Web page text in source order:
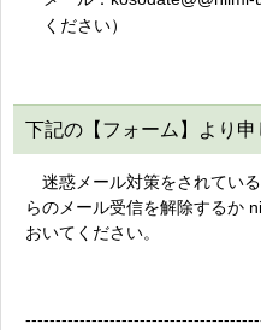
ください）
下記の【フォーム】より申
迷惑メール対策をされてい
らのメール受信を解除するか
おいてください。